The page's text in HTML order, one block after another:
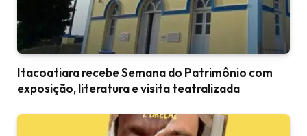
Itacoatiara recebe Semana do Patrimônio com
exposição, literatura e visita teatralizada